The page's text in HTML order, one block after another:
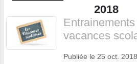
2018
vacances
Publiée le 25 oct. 2018